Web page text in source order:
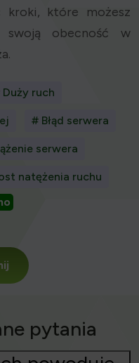
kroki, które możesz
swoją obecność w
Duży ruch
# Błąd serwera
serwera
natężenia ruchu
pytania